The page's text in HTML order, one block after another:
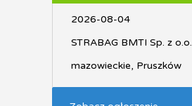
2026-08-04
STRABAG BMTI Sp. z o.o.
mazowieckie, Pruszków